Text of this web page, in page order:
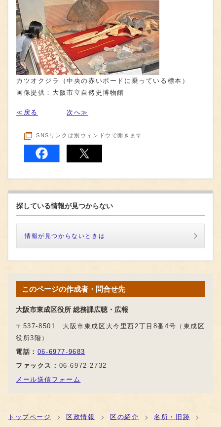
カツオクジラ（中央の赤いボードに乗っている標本）
画像提供：大阪市立自然史博物館
≪戻る 次へ≫
SNSリンクは別ウィンドウで開きます
探している情報が見つからない
情報が見つからないときは
このページの作成者・問合せ先
大阪市東成区役所 総務課広聴・広報
〒537-8501 大阪市東成区大今里西2丁目8番4号（東成区
役所3階）
電話： 06-6977-9683
ファックス： 06-6972-2732
メール送信フォーム
トップページ 区政情報 区の紹介
名所・旧跡